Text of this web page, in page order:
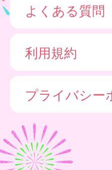
よくある質問
利用規約
プライバシー